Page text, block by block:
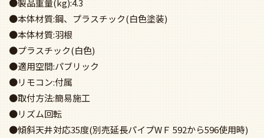
●製品重量(kg):4.3
●本体材質:鋼、プラスチック(白色塗装)
●本体材質:羽根
●プラスチック(白色)
●適用空間:パブリック
●リモコン:付属
●取付方法:簡易施工
●リズム回転
●傾斜天井対応35度(別売延長パイプWＦ 592から596使用時)